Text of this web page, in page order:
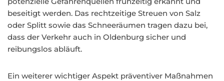
beseitigt werden. Das rechtzeitige Streuen von Salz
oder Splitt sowie das Schneeräumen tragen dazu bei,
dass der Verkehr auch in Oldenburg sicher und
reibungslos abläuft.
Ein weiterer wichtiger Aspekt präventiver Maßnahmen